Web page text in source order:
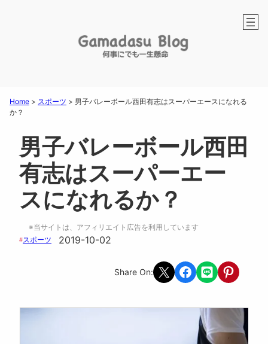
Home > スポーツ > 男子バレーボール西田有志はスーパーエースになれる
か？
男子バレーボール西田
有志はスーパーエー
スになれるか？
※当サイトは、アフィリエイト広告を利用しています
#スポーツ 2019-10-02
Share On: Share on X Share on Facebook
Share on LINEShare on